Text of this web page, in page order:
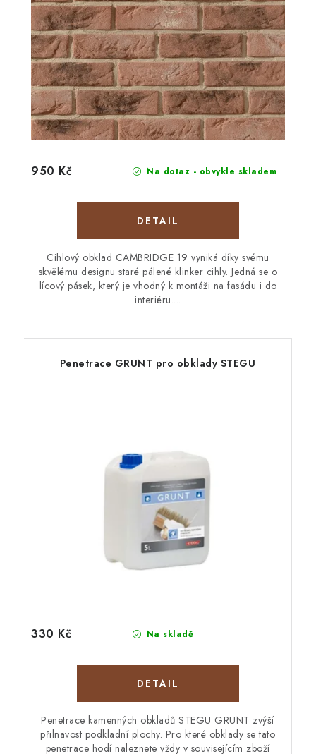
Na dotaz - obvykle skladem
950 Kč
Cihlový obklad CAMBRIDGE 19 vyniká díky svému
skvělému designu staré pálené klinker cihly. Jedná se o
lícový pásek, který je vhodný k montáži na fasádu i do
interiéru....
Penetrace GRUNT pro obklady STEGU
Na skladě
330 Kč
Penetrace kamenných obkladů STEGU GRUNT zvýší
přilnavost podkladní plochy. Pro které obklady se tato
penetrace hodí naleznete vždy v souvisejícím zboží